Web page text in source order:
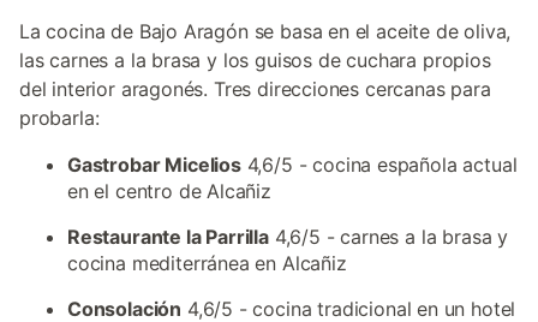
La cocina de Bajo Aragón se basa en el aceite de oliva,
las carnes a la brasa y los guisos de cuchara propios
del interior aragonés. Tres direcciones cercanas para
probarla:
Gastrobar Micelios4,6/5 - cocina española actual
en el centro de Alcañiz
Restaurante la Parrilla4,6/5 - carnes a la brasa y
cocina mediterránea en Alcañiz
Consolación 4,6/5 - cocina tradicional en un hotel